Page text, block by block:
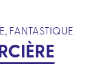
FANTASTIQUE